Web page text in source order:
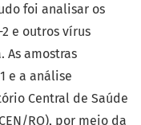
foi analisar os
2 e outros vírus
As amostras
e a análise
Central de Saúde
RO), por meio da